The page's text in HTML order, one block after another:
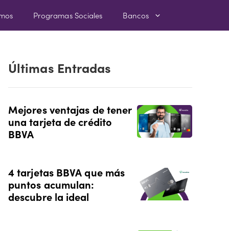
Programas Sociales Bancos
Últimas Entradas
Mejores ventajas de tener
una tarjeta de crédito
BBVA
4 tarjetas BBVA que más
puntos acumulan:
descubre la ideal